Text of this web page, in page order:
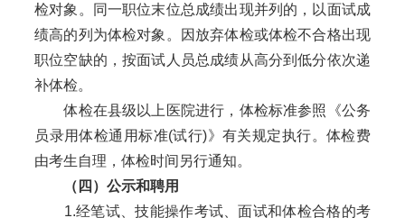
检对象。同一职位末位总成绩出现并列的，以面试成
绩高的列为体检对象。因放弃体检或体检不合格出现
职位空缺的，按面试人员总成绩从高分到低分依次递
补体检。
体检在县级以上医院进行，体检标准参照《公务
员录用体检通用标准(试行)》有关规定执行。体检费
由考生自理，体检时间另行通知。
（四）公示和聘用
1.经笔试、技能操作考试、面试和体检合格的考